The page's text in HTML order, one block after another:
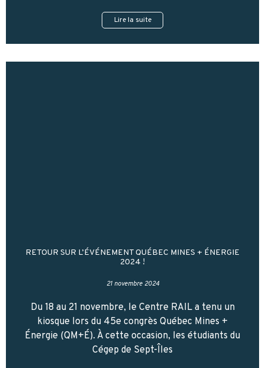
Lire la suite
RETOUR SUR L’ÉVÉNEMENT QUÉBEC MINES + ÉNERGIE
2024 !
21 novembre 2024
Du 18 au 21 novembre, le Centre RAIL a tenu un
kiosque lors du 45e congrès Québec Mines +
Énergie (QM+É). À cette occasion, les étudiants du
Cégep de Sept-Îles